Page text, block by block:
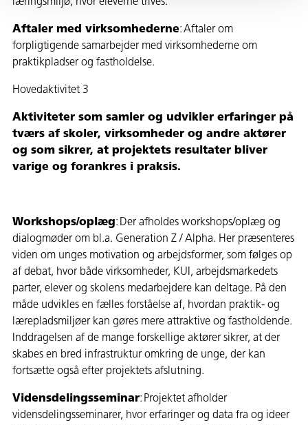
Aftaler med virksomhederne: Aftaler om
forpligtigende samarbejder med virksomhederne om
praktikpladser og fastholdelse.
Hovedaktivitet 3
Aktiviteter som samler og udvikler erfaringer på
tværs af skoler, virksomheder og andre aktører
og som sikrer, at projektets resultater bliver
varige og forankres i praksis.
Workshops/oplæg: Der afholdes workshops/oplæg og
dialogmøder om bl.a. Generation Z / Alpha. Her præsenteres
viden om unges motivation og arbejdsformer, som følges op
af debat, hvor både virksomheder, KUI, arbejdsmarkedets
parter, elever og skolens medarbejdere kan deltage. På den
måde udvikles en fælles forståelse af, hvordan praktik- og
lærepladsmiljøer kan gøres mere attraktive og fastholdende.
Inddragelsen af de mange forskellige aktører sikrer, at der
skabes en bred infrastruktur omkring de unge, der kan
fortsætte også efter projektets afslutning.
Vidensdelingsseminar: Projektet afholder
vidensdelingsseminarer, hvor erfaringer og data fra og ideer